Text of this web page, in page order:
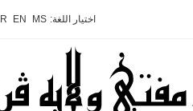
اختيار اللغة: MS
EN